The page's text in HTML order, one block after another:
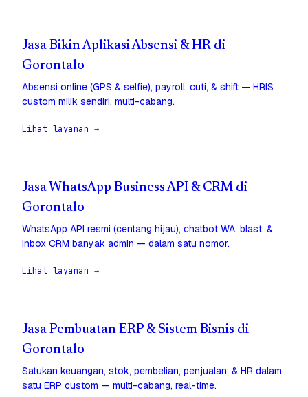
Jasa Bikin Aplikasi Absensi & HR di
Gorontalo
Absensi online (GPS & selfie), payroll, cuti, & shift — HRIS
custom milik sendiri, multi-cabang.
Lihat layanan →
Jasa WhatsApp Business API & CRM di
Gorontalo
WhatsApp API resmi (centang hijau), chatbot WA, blast, &
inbox CRM banyak admin — dalam satu nomor.
Lihat layanan →
Jasa Pembuatan ERP & Sistem Bisnis di
Gorontalo
Satukan keuangan, stok, pembelian, penjualan, & HR dalam
satu ERP custom — multi-cabang, real-time.